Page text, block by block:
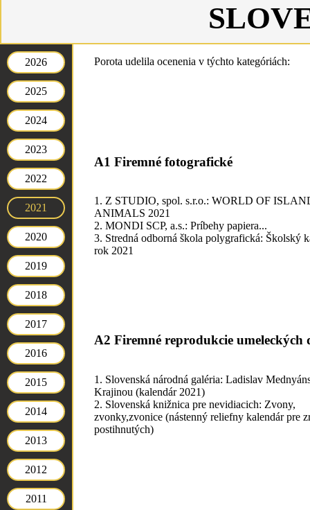
2026
2025
2024
2023
2022
2021
2020
2019
2018
2017
2016
2015
2014
2013
2012
2011
Porota udelila ocenenia v týchto kategóriách:
A1 Firemné fotografické
1. Z STUDIO, spol. s.r.o.: WORLD OF
ANIMALS 2021
2. MONDI SCP, a.s.: Príbehy papiera...
3. Stredná odborná škola polygrafická: Školský
rok 2021
A2 Firemné reprodukcie umeleckých
1. Slovenská národná galéria: Ladislav
Krajinou (kalendár 2021)
2. Slovenská knižnica pre nevidiacich: Zvony,
zvonky,zvonice (nástenný reliefny kalendár pre
postihnutých)